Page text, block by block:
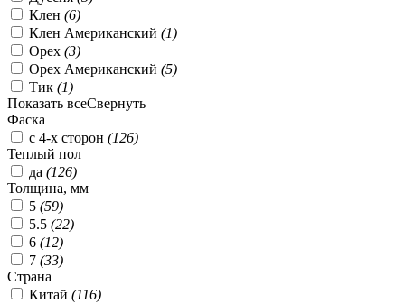
Клен (6)
Клен Американский (1)
Орех (3)
Орех Американский (5)
Тик (1)
Показать всеСвернуть
Фаска
с 4-х сторон (126)
Теплый пол
да (126)
Толщина, мм
5 (59)
5.5 (22)
6 (12)
7 (33)
Страна
Китай (116)